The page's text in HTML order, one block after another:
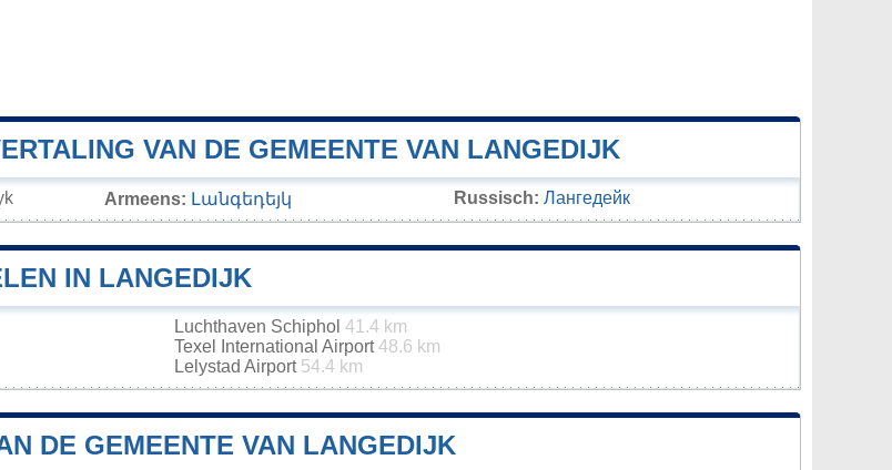
VAN DE GEMEENTE VAN LANGEDIJK
Armeens: Լանգեդեյկ Russisch: Лангедейк
IN LANGEDIJK
Luchthaven Schiphol 41.4 km
Texel International Airport48.6 km
Lelystad Airport 54.4 km
DE GEMEENTE VAN LANGEDIJK